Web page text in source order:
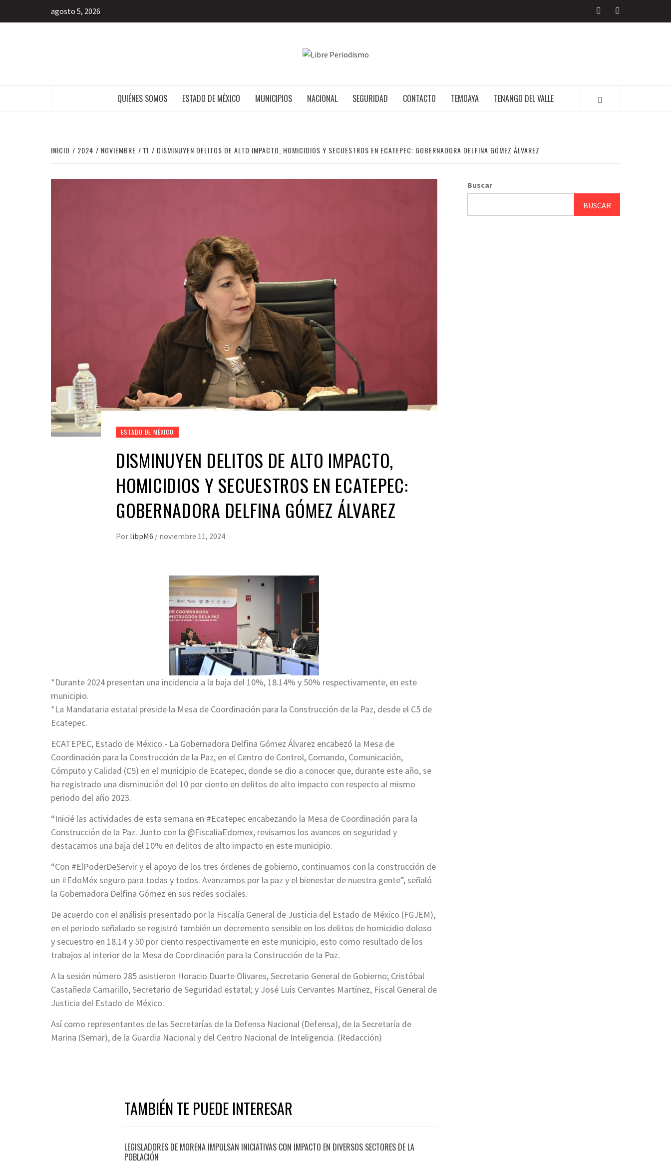
agosto 5, 2026
QUIÉNES SOMOS ESTADO DE MÉXICO MUNICIPIOS NACIONAL SEGURIDAD CONTACTO TEMOAYA TENANGO DEL VALLE
INICIO 2024 NOVIEMBRE 11 DISMINUYEN DELITOS DE ALTO IMPACTO, HOMICIDIOS Y SECUESTROS EN ECATEPEC: GOBERNADORA DELFINA GÓMEZ ÁLVAREZ
ESTADO DE MÉXICO
DISMINUYEN DELITOS DE ALTO IMPACTO,
HOMICIDIOS Y SECUESTROS EN ECATEPEC:
GOBERNADORA DELFINA GÓMEZ ÁLVAREZ
Por libpM6 / noviembre 11, 2024
*Durante 2024 presentan una incidencia a la baja del 10%, 18.14% y 50% respectivamente, en este
municipio.
*La Mandataria estatal preside la Mesa de Coordinación para la Construcción de la Paz, desde el C5 de
Ecatepec.
ECATEPEC, Estado de México.- La Gobernadora Delfina Gómez Álvarez encabezó la Mesa de
Coordinación para la Construcción de la Paz, en el Centro de Control, Comando, Comunicación,
Cómputo y Calidad (C5) en el municipio de Ecatepec, donde se dio a conocer que, durante este año, se
ha registrado una disminución del 10 por ciento en delitos de alto impacto con respecto al mismo
periodo del año 2023.
“Inicié las actividades de esta semana en #Ecatepec encabezando la Mesa de Coordinación para la
Construcción de la Paz. Junto con la @FiscaliaEdomex, revisamos los avances en seguridad y
destacamos una baja del 10% en delitos de alto impacto en este municipio.
“Con #ElPoderDeServir y el apoyo de los tres órdenes de gobierno, continuamos con la construcción de
un #EdoMéx seguro para todas y todos. Avanzamos por la paz y el bienestar de nuestra gente”, señaló
la Gobernadora Delfina Gómez en sus redes sociales.
De acuerdo con el análisis presentado por la Fiscalía General de Justicia del Estado de México (FGJEM),
en el periodo señalado se registró también un decremento sensible en los delitos de homicidio doloso
y secuestro en 18.14 y 50 por ciento respectivamente en este municipio, esto como resultado de los
trabajos al interior de la Mesa de Coordinación para la Construcción de la Paz.
A la sesión número 285 asistieron Horacio Duarte Olivares, Secretario General de Gobierno; Cristóbal
Castañeda Camarillo, Secretario de Seguridad estatal; y José Luis Cervantes Martínez, Fiscal General de
Justicia del Estado de México.
Así como representantes de las Secretarías de la Defensa Nacional (Defensa), de la Secretaría de
Marina (Semar), de la Guardia Nacional y del Centro Nacional de Inteligencia. (Redacción)
TAMBIÉN TE PUEDE INTERESAR
LEGISLADORES DE MORENA IMPULSAN INICIATIVAS CON IMPACTO EN DIVERSOS SECTORES DE LA
POBLACIÓN
Buscar
BUSCAR